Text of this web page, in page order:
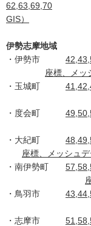
62,63,69,70
GIS）
伊勢志摩地域
・伊勢市
座標、メッ
・玉城町
・度会町
・大紀町
座標、メッシュデ
・南伊勢町
・鳥羽市
・志摩市